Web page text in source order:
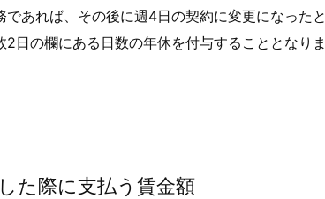
あれば、その後に週4日の契約に変更になったと
日の欄にある日数の年休を付与することとなりま
た際に支払う賃金額